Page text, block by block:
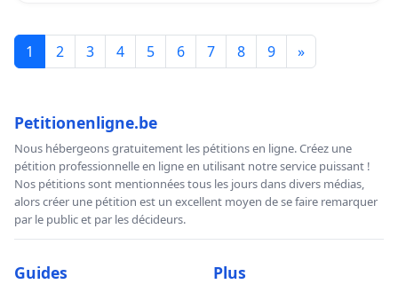
1 2 3 4 5 6 7 8 9 »
Petitionenligne.be
Nous hébergeons gratuitement les pétitions en ligne. Créez une
pétition professionnelle en ligne en utilisant notre service puissant !
Nos pétitions sont mentionnées tous les jours dans divers médias,
alors créer une pétition est un excellent moyen de se faire remarquer
par le public et par les décideurs.
Guides Plus